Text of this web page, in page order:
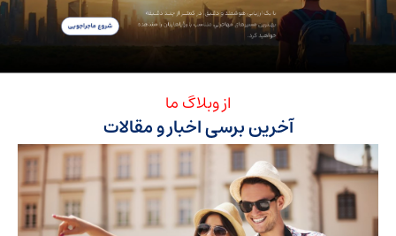
آخرین برسی اخبار و مقالات